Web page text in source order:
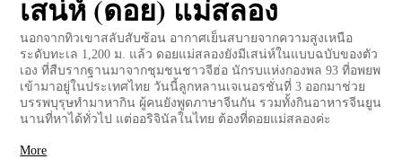
เสน่ห์ (ดอย) แม่สลอง
นอกจากทิวเขาสลับสับซ้อน อากาศเย็นสบายจากความสูงเหนือ
ระดับทะเล 1,200 ม. แล้ว ดอยแม่สลองยังมีเสน่ห์ในแบบฉบับของตัว
เอง ที่สืบรากฐานมาจากชุมชนชาวจีฮ่อ นักรบแห่งกองพล 93 ที่อพยพ
เข้ามาอยู่ในประเทศไทย วันนี้ลูกหลานเจเนอรชั่นที่ 3 ออกมาช่วย
บรรพบุรุษทำมาหากิน ผู้คนยังพูดภาษาจีนกัน รวมทั้งกินอาหารจีนยูน
นานที่หาได้ทั่วไป แต่ออริจินัลในไทย ต้องที่ดอยแม่สลองค่ะ
More